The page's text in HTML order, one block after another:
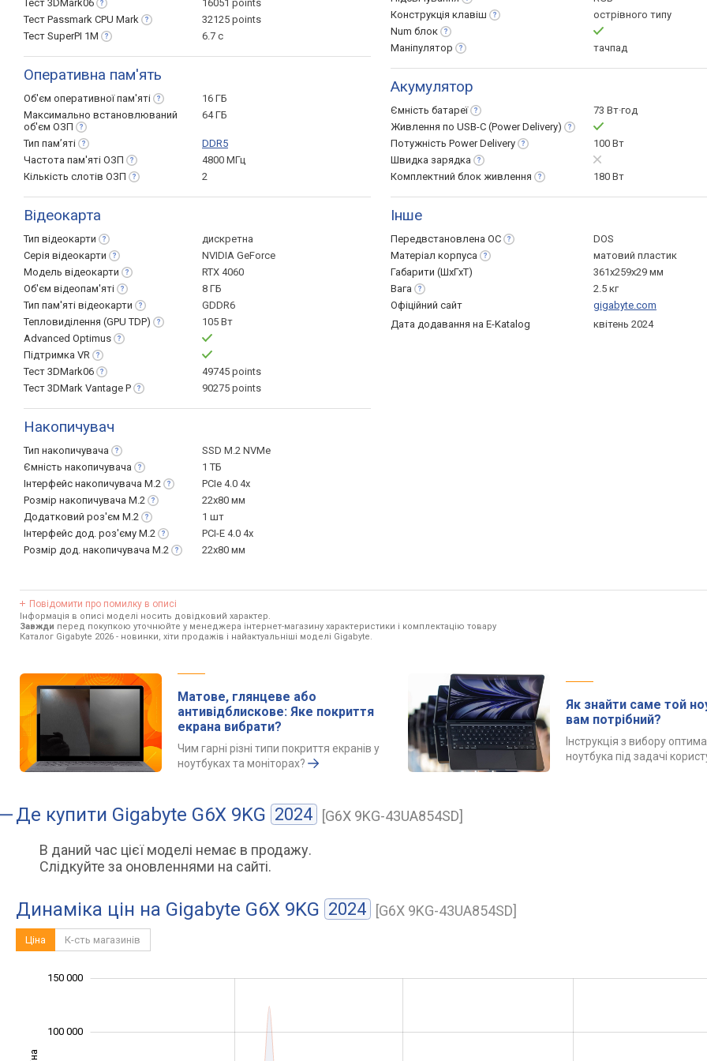
Тест 3DMark06
16051 points
Тест Passmark CPU Mark
32125 points
Тест SuperPI 1M 6.7 с
Оперативна пам'ять
Об'єм оперативноїпам'яті
16 ГБ
Максимально встановлюваний
об'єм ОЗП
64 ГБ
Тип пам’яті
DDR5
Частота пам'яті ОЗП
4800 МГц
Кількість слотів ОЗП 2
Відеокарта
Тип відеокарти
дискретна
Серія відеокарти
NVIDIA GeForce
Модель відеокарти
RTX 4060
Об'єм відеопам'яті
8 ГБ
Тип пам'яті відеокарти
GDDR6
Тепловиділення (GPUTDP)
105 Вт
Advanced Optimus
Підтримка VR
Тест 3DMark06
49745 points
Тест 3DMark Vantage P 90275 points
Накопичувач
Тип накопичувача
SSD M.2 NVMe
Ємність накопичувача
1 ТБ
Інтерфейс накопичувача M.2
PCIe 4.0 4x
Розмір накопичувача M.2
22x80 мм
Додатковий роз'єм M.2
1 шт
Інтерфейс дод. роз'єму M.2
PCI-E 4.0 4x
Розмір дод. накопичувача M.2 22x80 мм
Конструкція клавіш
острівного типу
Num блок
Маніпулятор
тачпад
Акумулятор
Ємність батареї
73 Вт·год
Живлення по USB-C (PowerDelivery)
Потужність PowerDelivery
100 Вт
Швидка зарядка
Комплектний блок живлення 180 Вт
Інше
Передвстановлена ОС
DOS
Матеріал корпуса
матовий пластик
Габарити (ШхГхТ)
361x259x29 мм
Вага
2.5 кг
Офіційний сайт
gigabyte.com
Дата додавання на E-Katalog
квітень 2024
Повідомити про помилку в описі
Інформація в описі моделі носить довідковий характер.
Завжди перед покупкою уточнюйте у менеджера інтернет-магазину характеристики і комплектацію товару
Каталог Gigabyte 2026 - новинки, хіти продажів і найактуальніші моделі Gigabyte.
Матове, глянцеве або
антивідблискове: Яке покриття
екрана вибрати?
Чим гарні різні типи покриття екранів у
ноутбуках та моніторах?
Як знайти саме той
вам потрібний?
Інструкція з вибору
ноутбука під задачі
Де купити Gigabyte G6X 9KG 2024 [G6X 9KG-43UA854SD]
В даний час цієї моделі немає в продажу.
Слідкуйте за оновленнями на сайті.
Динаміка цін на Gigabyte G6X 9KG 2024 [G6X 9KG-43UA854SD]
Ціна К-сть магазинів
150 000
100 000